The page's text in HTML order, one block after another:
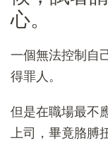
心。
一個無法控制自
得罪人。
但是在職場最不
上司，畢竟胳膊